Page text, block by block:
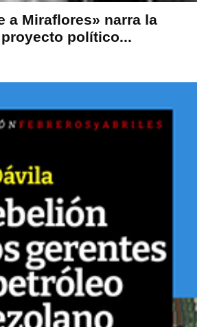
a Miraflores» narra la
político...